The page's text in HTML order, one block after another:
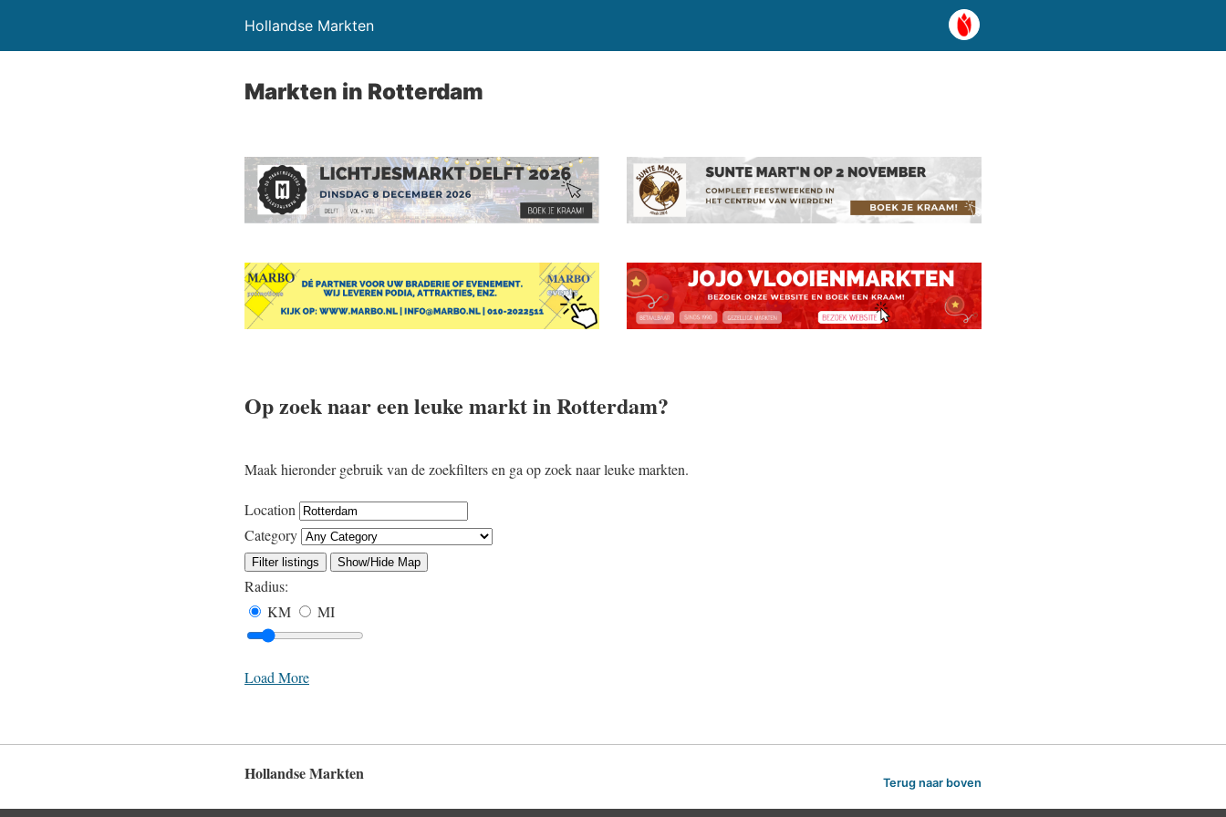
Hollandse Markten
Markten in Rotterdam
Op zoek naar een leuke markt in Rotterdam?
Maak hieronder gebruik van de zoekfilters en ga op zoek naar leuke markten.
Location
Category
Filter listings Show/Hide Map
Radius:
KM
MI
Load More
Hollandse Markten Terug naar boven